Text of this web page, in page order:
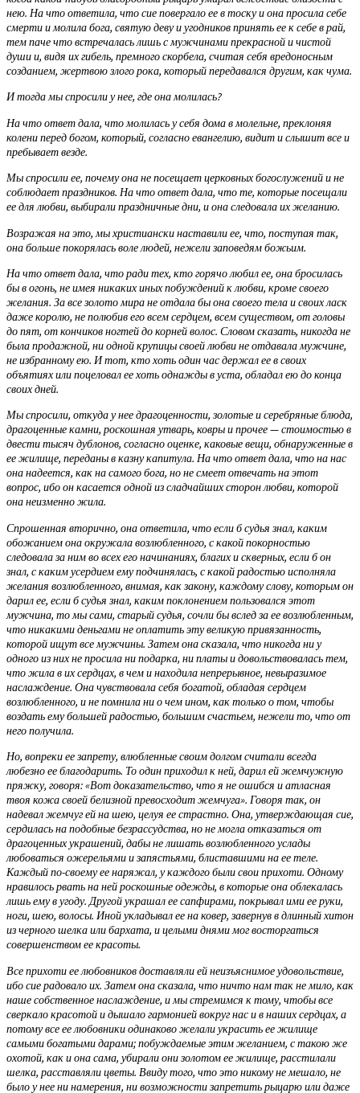
нею. На что ответила, что сие повергало ее в тоску и она просила себе
смерти и молила бога, святую деву и угодников принять ее к себе в рай,
тем паче что встречалась лишь с мужчинами прекрасной и чистой
души и, видя их гибель, премного скорбела, считая себя вредоносным
созданием, жертвою злого рока, который передавался другим, как чума.
И тогда мы спросили у нее, где она молилась?
На что ответ дала, что молилась у себя дома в молельне, преклоняя
колени перед богом, который, согласно евангелию, видит и слышит все и
пребывает везде.
Мы спросили ее, почему она не посещает церковных богослужений и не
соблюдает праздников. На что ответ дала, что те, которые посещали
ее для любви, выбирали праздничные дни, и она следовала их желанию.
Возражая на это, мы христиански наставили ее, что, поступая так,
она больше покорялась воле людей, нежели заповедям божьим.
На что ответ дала, что ради тех, кто горячо любил ее, она бросилась
бы в огонь, не имея никаких иных побуждений к любви, кроме своего
желания. За все золото мира не отдала бы она своего тела и своих ласк
даже королю, не полюбив его всем сердцем, всем существом, от головы
до пят, от кончиков ногтей до корней волос. Словом сказать, никогда не
была продажной, ни одной крупицы своей любви не отдавала мужчине,
не избранному ею. И тот, кто хоть один час держал ее в своих
объятиях или поцеловал ее хоть однажды в уста, обладал ею до конца
своих дней.
Мы спросили, откуда у нее драгоценности, золотые и серебряные блюда,
драгоценные камни, роскошная утварь, ковры и прочее — стоимостью в
двести тысяч дублонов, согласно оценке, каковые вещи, обнаруженные в
ее жилище, переданы в казну капитула. На что ответ дала, что на нас
она надеется, как на самого бога, но не смеет отвечать на этот
вопрос, ибо он касается одной из сладчайших сторон любви, которой
она неизменно жила.
Спрошенная вторично, она ответила, что если б судья знал, каким
обожанием она окружала возлюбленного, с какой покорностью
следовала за ним во всех его начинаниях, благих и скверных, если б он
знал, с каким усердием ему подчинялась, с какой радостью исполняла
желания возлюбленного, внимая, как закону, каждому слову, которым он
дарил ее, если б судья знал, каким поклонением пользовался этот
мужчина, то мы сами, старый судья, сочли бы вслед за ее возлюбленным,
что никакими деньгами не оплатить эту великую привязанность,
которой ищут все мужчины. Затем она сказала, что никогда ни у
одного из них не просила ни подарка, ни платы и довольствовалась тем,
что жила в их сердцах, в чем и находила непрерывное, невыразимое
наслаждение. Она чувствовала себя богатой, обладая сердцем
возлюбленного, и не помнила ни о чем ином, как только о том, чтобы
воздать ему большей радостью, большим счастьем, нежели то, что от
него получила.
Но, вопреки ее запрету, влюбленные своим долгом считали всегда
любезно ее благодарить. То один приходил к ней, дарил ей жемчужную
пряжку, говоря: «Вот доказательство, что я не ошибся и атласная
твоя кожа своей белизной превосходит жемчуга». Говоря так, он
надевал жемчуг ей на шею, целуя ее страстно. Она, утверждающая сие,
сердилась на подобные безрассудства, но не могла отказаться от
драгоценных украшений, дабы не лишать возлюбленного услады
любоваться ожерельями и запястьями, блиставшими на ее теле.
Каждый по-своему ее наряжал, у каждого были свои прихоти. Одному
нравилось рвать на ней роскошные одежды, в которые она облекалась
лишь ему в угоду. Другой украшал ее сапфирами, покрывал ими ее руки,
ноги, шею, волосы. Иной укладывал ее на ковер, завернув в длинный хитон
из черного шелка или бархата, и целыми днями мог восторгаться
совершенством ее красоты.
Все прихоти ее любовников доставляли ей неизъяснимое удовольствие,
ибо сие радовало их. Затем она сказала, что ничто нам так не мило, как
наше собственное наслаждение, и мы стремимся к тому, чтобы все
сверкало красотой и дышало гармонией вокруг нас и в наших сердцах, а
потому все ее любовники одинаково желали украсить ее жилище
самыми богатыми дарами; побуждаемые этим желанием, с такою же
охотой, как и она сама, убирали они золотом ее жилище, расстилали
шелка, расставляли цветы. Ввиду того, что это никому не мешало, не
было у нее ни намерения, ни возможности запретить рыцарю или даже